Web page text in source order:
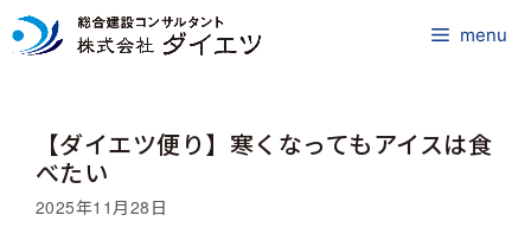
コ
ン
menu
【ダイエツ便り】寒くなってもアイスは食
べたい
2025年11月28日